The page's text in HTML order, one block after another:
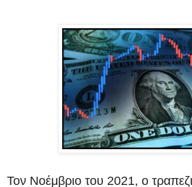
Τον Νοέμβριο του 2021, ο